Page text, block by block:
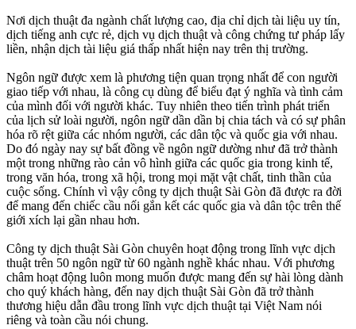
Nơi dịch thuật đa ngành chất lượng cao, địa chỉ dịch tài liệu uy tín,
dịch tiếng anh cực rẻ, dịch vụ dịch thuật và công chứng tư pháp lấy
liền, nhận dịch tài liệu giá thấp nhất hiện nay trên thị trường.
Ngôn ngữ được xem là phương tiện quan trọng nhất để con người
giao tiếp với nhau, là công cụ dùng để biểu đạt ý nghĩa và tình cảm
của mình đối với người khác. Tuy nhiên theo tiến trình phát triển
của lịch sử loài người, ngôn ngữ dần dần bị chia tách và có sự phân
hóa rõ rệt giữa các nhóm người, các dân tộc và quốc gia với nhau.
Do đó ngày nay sự bất đồng về ngôn ngữ dường như đã trở thành
một trong những rào cản vô hình giữa các quốc gia trong kinh tế,
trong văn hóa, trong xã hội, trong mọi mặt vật chất, tinh thần của
cuộc sống. Chính vì vậy công ty dịch thuật Sài Gòn đã được ra đời
để mang đến chiếc cầu nối gắn kết các quốc gia và dân tộc trên thế
giới xích lại gần nhau hơn.
Công ty dịch thuật Sài Gòn chuyên hoạt động trong lĩnh vực dịch
thuật trên 50 ngôn ngữ từ 60 ngành nghề khác nhau. Với phương
châm hoạt động luôn mong muốn được mang đến sự hài lòng dành
cho quý khách hàng, đến nay dịch thuật Sài Gòn đã trở thành
thương hiệu dẫn đầu trong lĩnh vực dịch thuật tại Việt Nam nói
riêng và toàn cầu nói chung.